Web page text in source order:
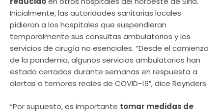
Inicialmente, las autoridades sanitarias locales
pidieron a los hospitales que suspendieran
temporalmente sus consultas ambulatorios y los
servicios de cirugía no esenciales. “Desde el comienzo
de la pandemia, algunos servicios ambulatorios han
estado cerrados durante semanas en respuesta a
alertas o temores reales de COVID-19″, dice Reynders.
“Por supuesto, es importante tomar medidas de